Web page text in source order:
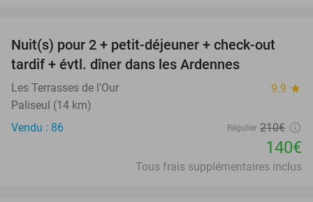
33%
Nuit(s) pour 2 + petit-déjeuner + check-out
tardif + évtl. dîner dans les Ardennes
Les Terrasses de l'Our 9.9 star
Paliseul (14 km)
Vendu : 86
Régulier 210€
140€
Tous frais supplémentaires inclus